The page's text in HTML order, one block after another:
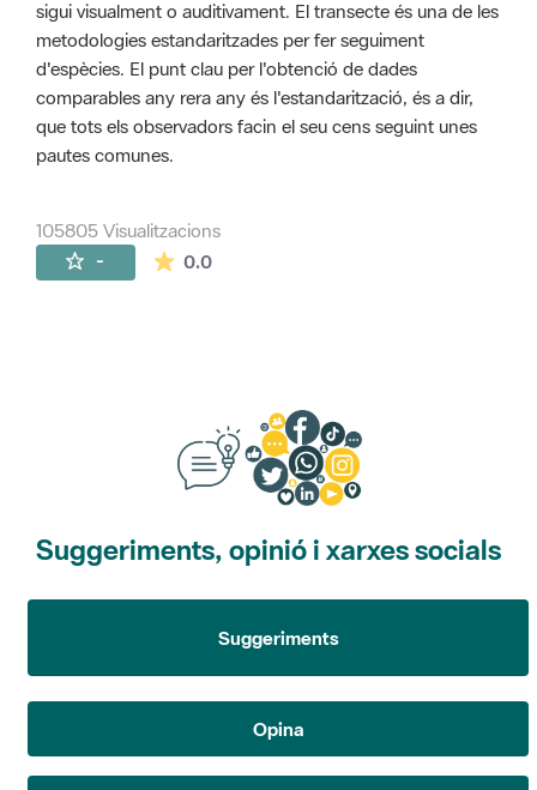
sigui visualment o auditivament. El transecte és una de les
metodologies estandaritzades per fer seguiment
d'espècies. El punt clau per l'obtenció de dades
comparables any rera any és l'estandarització, és a dir,
que tots els observadors facin el seu cens seguint unes
pautes comunes.
105805 Visualitzacions
- 0.0La mitjana de les valoracions és de 0
Suggeriments, opinió i xarxes socials
Suggeriments
Opina